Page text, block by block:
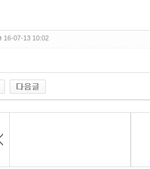
16-07-13 10:02